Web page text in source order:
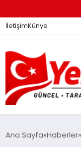
İletişimKünye
Ana Sayfa Haberler